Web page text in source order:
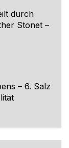
durch
Stonet –
– 6. Salz